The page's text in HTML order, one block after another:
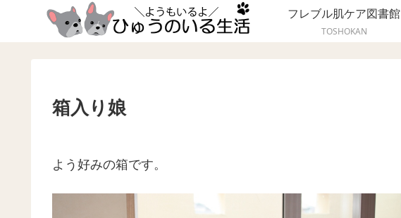
フレブル肌ケア図書館
TOSHOKAN
箱入り娘
よう好みの箱です。